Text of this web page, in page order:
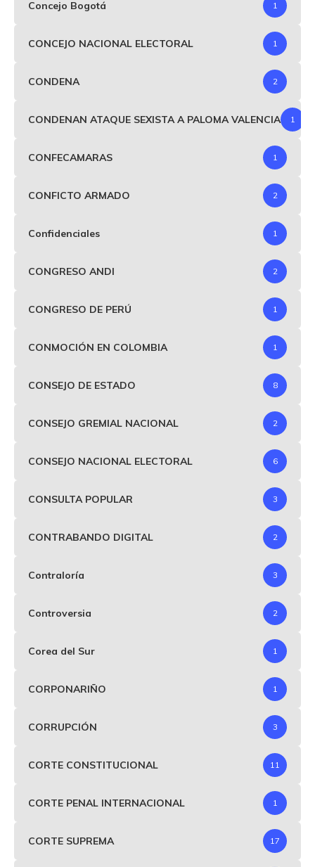
Concejo Bogotá 1
CONCEJO NACIONAL ELECTORAL 1
CONDENA 2
CONDENAN ATAQUE SEXISTA A PALOMA VALENCIA 1
CONFECAMARAS 1
CONFICTO ARMADO 2
Confidenciales 1
CONGRESO ANDI 2
CONGRESO DE PERÚ 1
CONMOCIÓN EN COLOMBIA 1
CONSEJO DE ESTADO 8
CONSEJO GREMIAL NACIONAL 2
CONSEJO NACIONAL ELECTORAL 6
CONSULTA POPULAR 3
CONTRABANDO DIGITAL 2
Contraloría 3
Controversia 2
Corea del Sur 1
CORPONARIÑO 1
CORRUPCIÓN 3
CORTE CONSTITUCIONAL 11
CORTE PENAL INTERNACIONAL 1
CORTE SUPREMA 17